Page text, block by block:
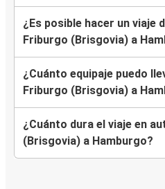
¿Es posible hacer un viaje
Friburgo (Brisgovia) a
¿Cuánto equipaje puedo
Friburgo (Brisgovia) a
¿Cuánto dura el viaje en
(Brisgovia) a Hamburgo?